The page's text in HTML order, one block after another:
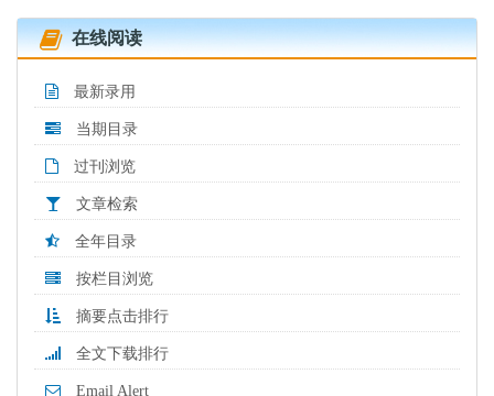
在线阅读
最新录用
当期目录
过刊浏览
文章检索
全年目录
按栏目浏览
摘要点击排行
全文下载排行
Email Alert